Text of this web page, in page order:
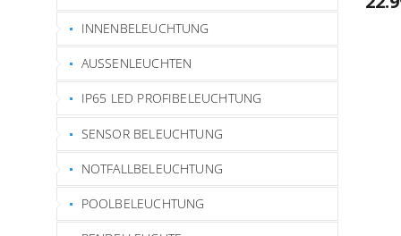
INNENBELEUCHTUNG
AUSSENLEUCHTEN
IP65 LED PROFIBELEUCHTUNG
SENSOR BELEUCHTUNG
NOTFALLBELEUCHTUNG
POOLBELEUCHTUNG